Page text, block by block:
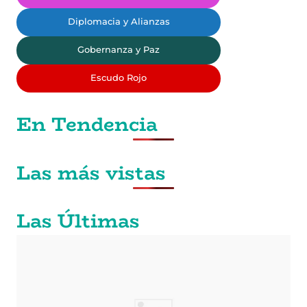
Diplomacia y Alianzas
Gobernanza y Paz
Escudo Rojo
En Tendencia
Las más vistas
Las Últimas